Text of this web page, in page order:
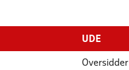
UDE
Oversidder